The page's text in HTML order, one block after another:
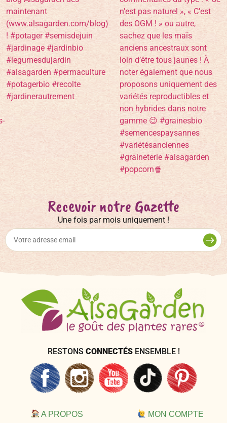
Recevoir notre Gazette
Une fois par mois uniquement !
RESTONS CONNECTÉS ENSEMBLE !
A PROPOS MON COMPTE